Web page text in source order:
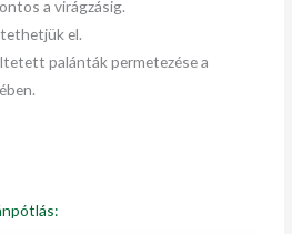
a virágzásig.
el.
palánták permetezése a